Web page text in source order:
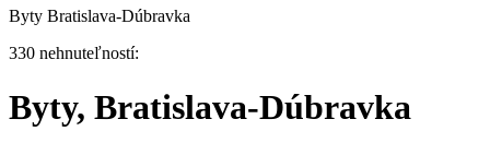
Byty Bratislava-Dúbravka
330 nehnuteľností:
Byty, Bratislava-Dúbravka